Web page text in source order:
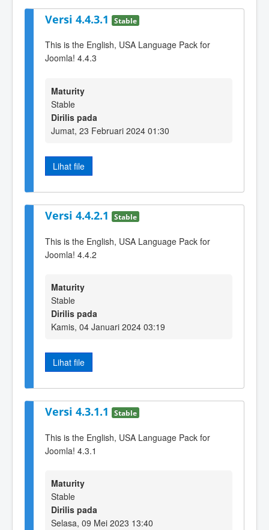
Versi 4.4.3.1 Stable
This is the English, USA Language Pack for
Joomla! 4.4.3
Maturity
Stable
Dirilis pada
Jumat, 23 Februari 2024 01:30
Lihat file
Versi 4.4.2.1 Stable
This is the English, USA Language Pack for
Joomla! 4.4.2
Maturity
Stable
Dirilis pada
Kamis, 04 Januari 2024 03:19
Lihat file
Versi 4.3.1.1 Stable
This is the English, USA Language Pack for
Joomla! 4.3.1
Maturity
Stable
Dirilis pada
Selasa, 09 Mei 2023 13:40